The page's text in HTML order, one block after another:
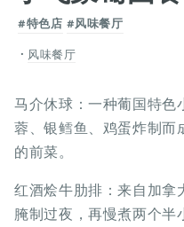
#特色店 #风味餐厅
风味餐厅
马介休球：一种葡国特色
蓉、银鳕鱼、鸡蛋炸制而
的前菜。
红酒烩牛肋排：来自加拿
腌制过夜，再慢煮两个半